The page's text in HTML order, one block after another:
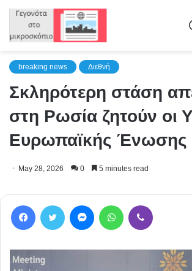
breaking news Διεθνή
Σκληρότερη στάση
στη Ρωσία ζητούν οι
Ευρωπαϊκής Ένωσης
May 28, 2026 0 5 minutes read